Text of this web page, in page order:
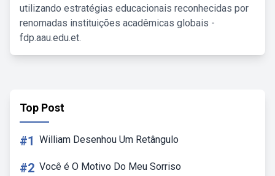
utilizando estratégias educacionais reconhecidas por
renomadas instituições acadêmicas globais -
fdp.aau.edu.et.
Top Post
#1 William Desenhou Um Retângulo
#2 Você é O Motivo Do Meu Sorriso